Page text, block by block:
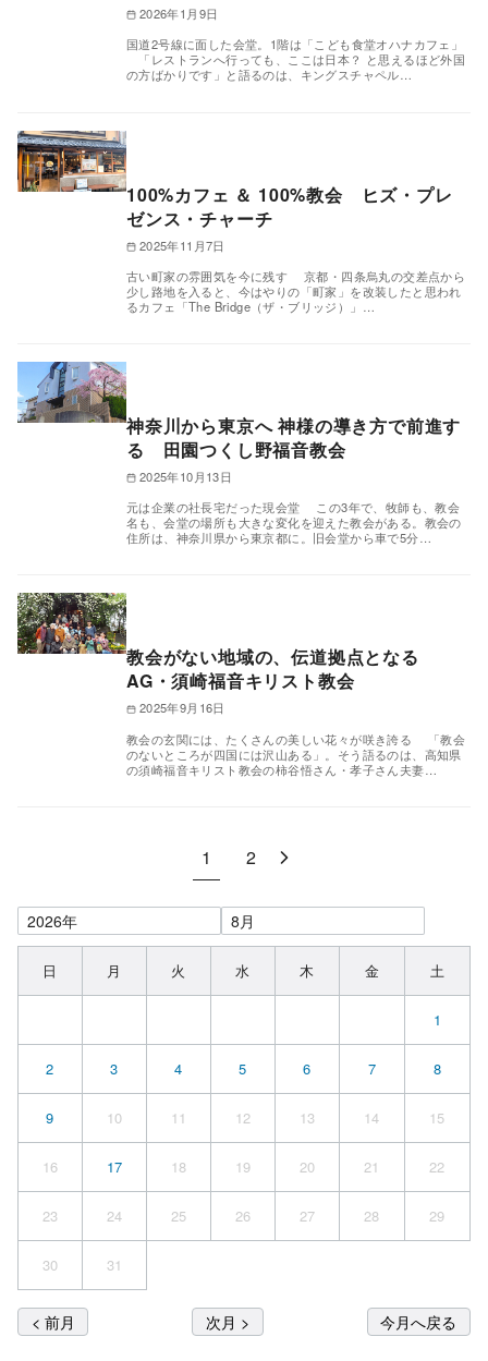
2026年1月9日
国道2号線に面した会堂。1階は「こども食堂オハナカフェ」
「レストランへ行っても、ここは日本？ と思えるほど外国
の方ばかりです」と語るのは、キングスチャペル…
100%カフェ ＆ 100%教会 ヒズ・プレ
ゼンス・チャーチ
2025年11月7日
古い町家の雰囲気を今に残す 京都・四条烏丸の交差点から
少し路地を入ると、今はやりの「町家」を改装したと思われ
るカフェ「The Bridge（ザ・ブリッジ）」…
神奈川から東京へ 神様の導き方で前進す
る 田園つくし野福音教会
2025年10月13日
元は企業の社長宅だった現会堂 この3年で、牧師も、教会
名も、会堂の場所も大きな変化を迎えた教会がある。教会の
住所は、神奈川県から東京都に。旧会堂から車で5分…
教会がない地域の、伝道拠点となる
AG・須崎福音キリスト教会
2025年9月16日
教会の玄関には、たくさんの美しい花々が咲き誇る 「教会
のないところが四国には沢山ある」。そう語るのは、高知県
の須崎福音キリスト教会の柿谷悟さん・孝子さん夫妻…
1 2
日 月 火 水 木 金 土
1
2 3 4 5 6 7 8
9 10 11 12 13 14 15
16 17 18 19 20 21 22
23 24 25 26 27 28 29
30 31
< 前月 次月 > 今月へ戻る